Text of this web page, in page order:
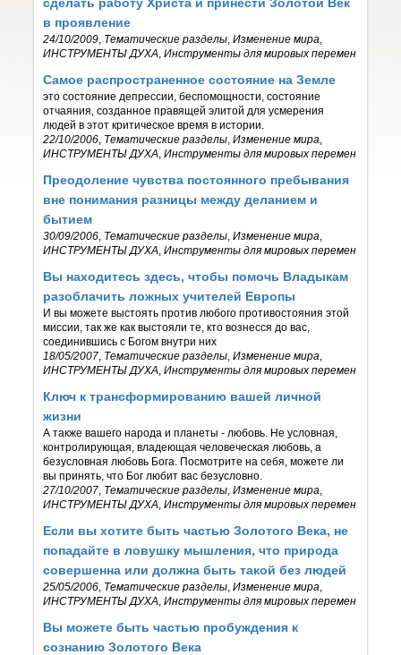
в проявление
24/10/2009 Тематические разделы ,Изменение мира
ИНСТРУМЕНТЫ ДУХА ,Инструменты для мировых перемен
Самое распространенное состояние на Земле
это состояние депрессии, беспомощности, состояние
отчаяния, созданное правящей элитой для усмерения
людей в этот критическое время в истории.
22/10/2006 Тематические разделы ,Изменение мира
ИНСТРУМЕНТЫ ДУХА ,Инструменты для мировых перемен
Преодоление чувства постоянного пребывания
вне понимания разницы между деланием и
бытием
30/09/2006 Тематические разделы ,Изменение мира
ИНСТРУМЕНТЫ ДУХА ,Инструменты для мировых перемен
Вы находитесь здесь, чтобы помочь Владыкам
разоблачить ложных учителей Европы
И вы можете выстоять против любого противостояния этой
миссии, так же как выстояли те, кто вознесся до вас,
соединившись с Богом внутри них
18/05/2007 Тематические разделы ,Изменение мира
ИНСТРУМЕНТЫ ДУХА ,Инструменты для мировых перемен
Ключ к трансформированию вашей личной
жизни
А также вашего народа и планеты - любовь. Не условная,
контролирующая, владеющая человеческая любовь, а
безусловная любовь Бога. Посмотрите на себя, можете ли
вы принять, что Бог любит вас безусловно.
27/10/2007 Тематические разделы ,Изменение мира
ИНСТРУМЕНТЫ ДУХА ,Инструменты для мировых перемен
Если вы хотите быть частью Золотого Века, не
попадайте в ловушку мышления, что природа
совершенна или должна быть такой без людей
25/05/2006 Тематические разделы ,Изменение мира
ИНСТРУМЕНТЫ ДУХА ,Инструменты для мировых перемен
Вы можете быть частью пробуждения к
сознанию Золотого Века